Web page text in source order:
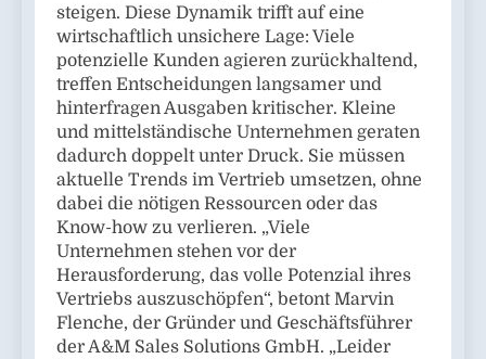
steigen. Diese Dynamik trifft auf eine
wirtschaftlich unsichere Lage: Viele
potenzielle Kunden agieren zurückhaltend,
treffen Entscheidungen langsamer und
hinterfragen Ausgaben kritischer. Kleine
und mittelständische Unternehmen geraten
dadurch doppelt unter Druck. Sie müssen
aktuelle Trends im Vertrieb umsetzen, ohne
dabei die nötigen Ressourcen oder das
Know-how zu verlieren. „Viele
Unternehmen stehen vor der
Herausforderung, das volle Potenzial ihres
Vertriebs auszuschöpfen“, betont Marvin
Flenche, der Gründer und Geschäftsführer
der A&M Sales Solutions GmbH. „Leider